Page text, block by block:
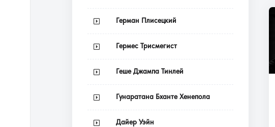
Герман Плисецкий
Гермес Трисмегист
Геше Джампа Тинлей
Гунаратана Бханте Хенепола
Дайер Уэйн